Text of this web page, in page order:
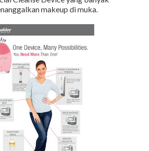
makeup di muka.